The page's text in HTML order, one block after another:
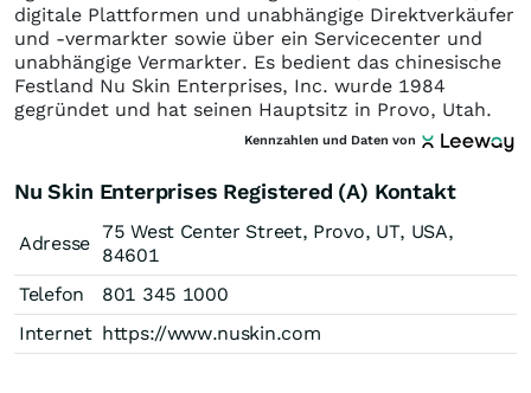
digitale Plattformen und unabhängige Direktverkäufer
und -vermarkter sowie über ein Servicecenter und
unabhängige Vermarkter. Es bedient das chinesische
Festland Nu Skin Enterprises, Inc. wurde 1984
gegründet und hat seinen Hauptsitz in Provo, Utah.
Kennzahlen und Daten von
Nu Skin Enterprises Registered (A) Kontakt
Adresse
75 West Center Street, Provo, UT, USA,
84601
Telefon
801 345 1000
Internet https://www.nuskin.com